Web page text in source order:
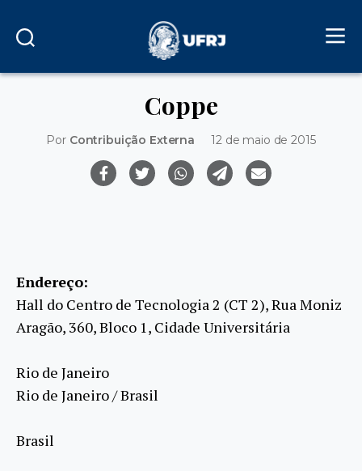
Coppe
Por Contribuição Externa 12 de maio de 2015
Endereço:
Hall do Centro de Tecnologia 2 (CT 2), Rua Moniz
Aragão, 360, Bloco 1, Cidade Universitária
Rio de Janeiro
Rio de Janeiro / Brasil
Brasil